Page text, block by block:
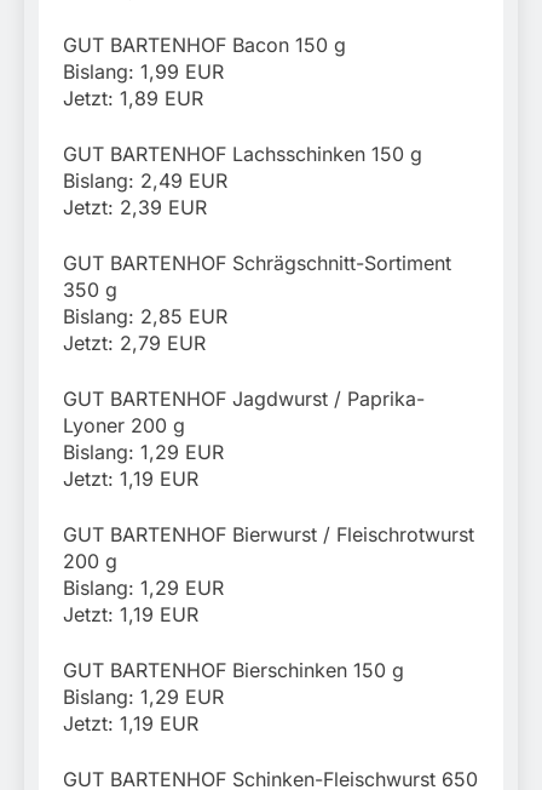
GUT BARTENHOF Bacon 150 g
Bislang: 1,99 EUR
Jetzt: 1,89 EUR
GUT BARTENHOF Lachsschinken 150 g
Bislang: 2,49 EUR
Jetzt: 2,39 EUR
GUT BARTENHOF Schrägschnitt-Sortiment
350 g
Bislang: 2,85 EUR
Jetzt: 2,79 EUR
GUT BARTENHOF Jagdwurst / Paprika-
Lyoner 200 g
Bislang: 1,29 EUR
Jetzt: 1,19 EUR
GUT BARTENHOF Bierwurst / Fleischrotwurst
200 g
Bislang: 1,29 EUR
Jetzt: 1,19 EUR
GUT BARTENHOF Bierschinken 150 g
Bislang: 1,29 EUR
Jetzt: 1,19 EUR
GUT BARTENHOF Schinken-Fleischwurst 650